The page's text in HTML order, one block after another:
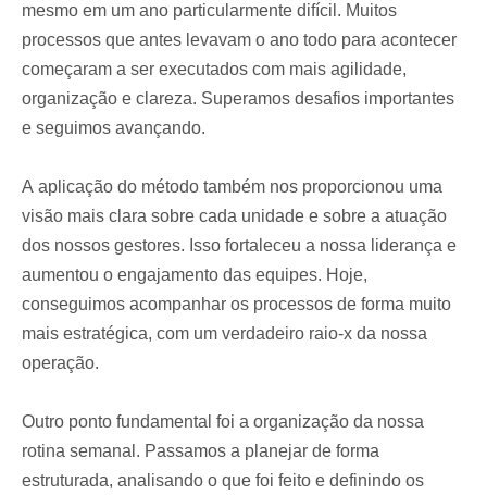
mesmo em um ano particularmente difícil. Muitos
processos que antes levavam o ano todo para acontecer
começaram a ser executados com mais agilidade,
organização e clareza. Superamos desafios importantes
e seguimos avançando.
A aplicação do método também nos proporcionou uma
visão mais clara sobre cada unidade e sobre a atuação
dos nossos gestores. Isso fortaleceu a nossa liderança e
aumentou o engajamento das equipes. Hoje,
conseguimos acompanhar os processos de forma muito
mais estratégica, com um verdadeiro raio-x da nossa
operação.
Outro ponto fundamental foi a organização da nossa
rotina semanal. Passamos a planejar de forma
estruturada, analisando o que foi feito e definindo os